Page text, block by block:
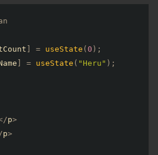
= useState ( 0 ) ;
= useState ( "Heru" ) ;
/p>
p>